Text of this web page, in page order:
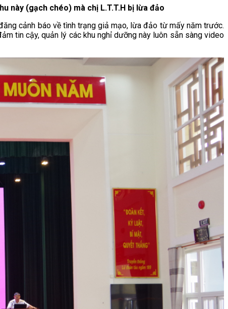
này (gạch chéo) mà chị L.T.T.H bị lừa đảo
cảnh báo về tình trạng giả mạo, lừa đảo từ mấy năm trước.
tin cậy, quản lý các khu nghỉ dưỡng này luôn sẵn sàng video